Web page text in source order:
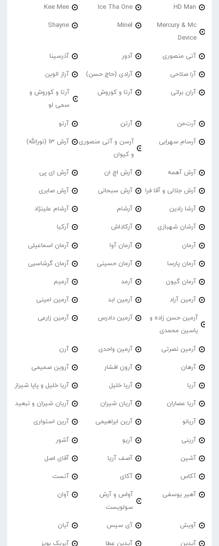
HD Man
Ice Tha One
Kee Mee
Mercury & Mc
Device
Minel
Shayne
آتی منصوری آدور آذرسینا
آرا صلاحی آرادی (حاج حسن) آراز الوین
آران براتی آرتا و کوروش
آرتا و کوروش و
سمی لو
آرت‌من آرتن آرتو
آرسام سهرابی
آرسن و آتی منصوری
و کیوان
آرش 13 (نورالله)
آرش آهمه آرش اچ ان آرش ای پی
آرش جلالی و آقا فرا آرش سبحانی آرش صابری
آرشا رادین آرشام آرشام علینژاد
آرشان شهبازی آرکاداش آرکیا
آرمان آرمان آوا آرمان اسماعیلی
آرمان پارسا آرمان حسینی آرمان گرشاسبی
آرمان گیون آرمد آرمیم
آرمین آراد آرمین ابد آرمین امینی
آرمین حسن زاده و
یاسین محمدی
آرمین دادرس آرمین زارعی
آرمین نصرتی آرمین واحدی آرن
آرهان آرون افشار آروین صمیمی
آریا آریا خلیل آریا خلیل و پاپا شیراز
آریا عصاران آریان شیران آریان شیران و تبعید
آریانو آرین ابراهیمی آرین استواری
آرینی آریو آشور
آشین آصف آریا آقای اصل
آکاس آکای آنست
آهیر یوسفی
آواس و آرش
سولویست
آوان
آویش آی سیس آیان
آیدین آیدین عطا آیریک بویز